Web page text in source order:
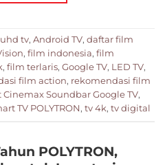
tv, Android TV, daftar film
, film indonesia, film
, film terlaris, Google TV, LED TV,
film action, rekomendasi film
Cinemax Soundbar Google TV,
TV POLYTRON, tv 4k, tv digital
POLYTRON,